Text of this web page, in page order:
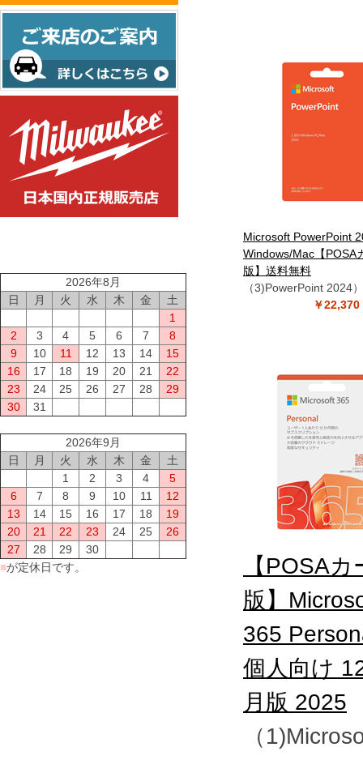
2026年8月
日
月 火 水 木 金
土
1
2
3 4 5 6 7
8
9
10 11 12 13 14
15
16
17 18 19 20 21
22
23
24 25 26 27 28
29
30
31
2026年9月
日
月 火 水 木 金
土
1
2 3 4
5
6
7 8 9 10 11
12
13
14 15 16 17 18
19
20
21 22 23 24 25
26
27
28 29
30
■が定休日です。
Microsoft PowerPoint
Windows/Mac【POSA
版】送料無料
（3)PowerPoint 2024）
￥
【POSAカ
版】
365
個人向け
月版 2025
（